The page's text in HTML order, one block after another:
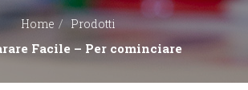
Home Prodotti
Facile – Per cominciare